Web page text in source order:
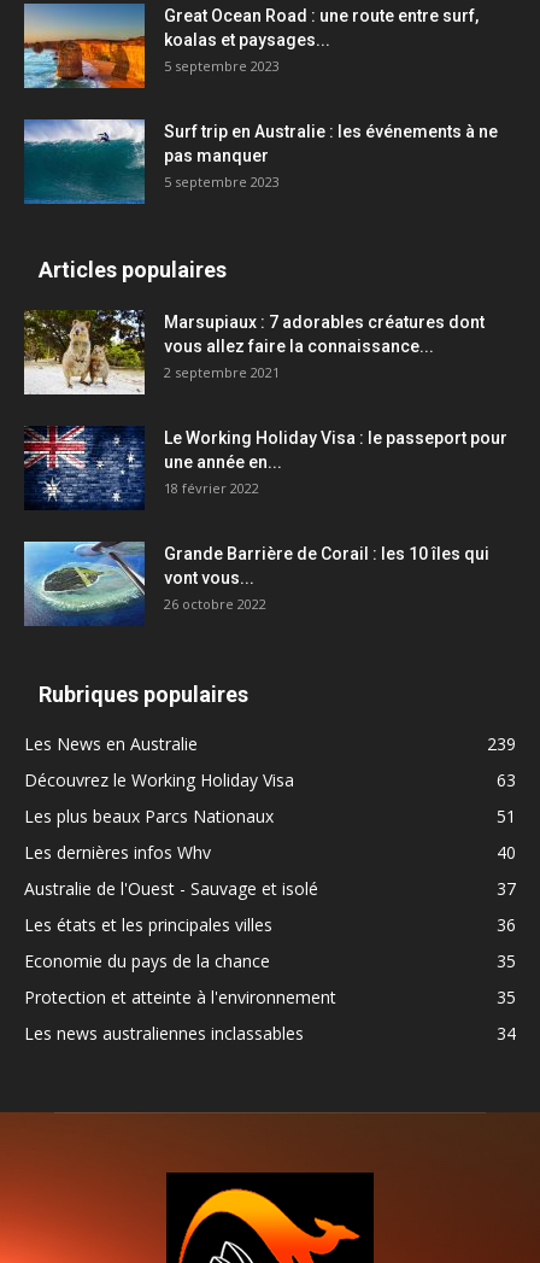
Great Ocean Road : une route entre surf,
koalas et paysages...
5 septembre 2023
Surf trip en Australie : les événements à ne
pas manquer
5 septembre 2023
Articles populaires
Marsupiaux : 7 adorables créatures dont
vous allez faire la connaissance...
2 septembre 2021
Le Working Holiday Visa : le passeport pour
une année en...
18 février 2022
Grande Barrière de Corail : les 10 îles qui
vont vous...
26 octobre 2022
Rubriques populaires
Les News en Australie
239
Découvrez le Working Holiday Visa
63
Les plus beaux Parcs Nationaux
51
Les dernières infos Whv
40
Australie de l'Ouest - Sauvage et isolé
37
Les états et les principales villes
36
Economie du pays de la chance
35
Protection et atteinte à l'environnement
35
Les news australiennes inclassables
34